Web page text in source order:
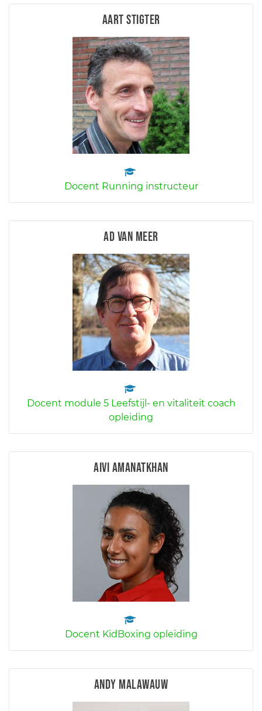
Aart Stigter
Docent Running instructeur
Ad van Meer
Docent module 5 Leefstijl- en vitaliteit coach
opleiding
Aivi Amanatkhan
Docent KidBoxing opleiding
Andy Malawauw